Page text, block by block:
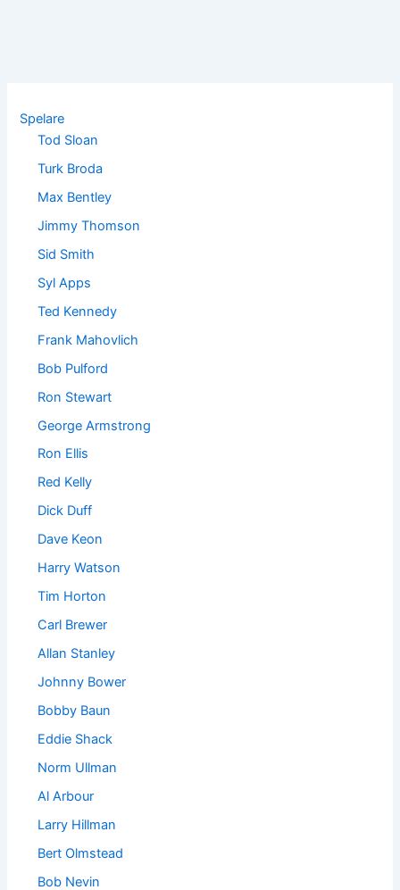
Spelare
Tod Sloan
Turk Broda
Max Bentley
Jimmy Thomson
Sid Smith
Syl Apps
Ted Kennedy
Frank Mahovlich
Bob Pulford
Ron Stewart
George Armstrong
Ron Ellis
Red Kelly
Dick Duff
Dave Keon
Harry Watson
Tim Horton
Carl Brewer
Allan Stanley
Johnny Bower
Bobby Baun
Eddie Shack
Norm Ullman
Al Arbour
Larry Hillman
Bert Olmstead
Bob Nevin